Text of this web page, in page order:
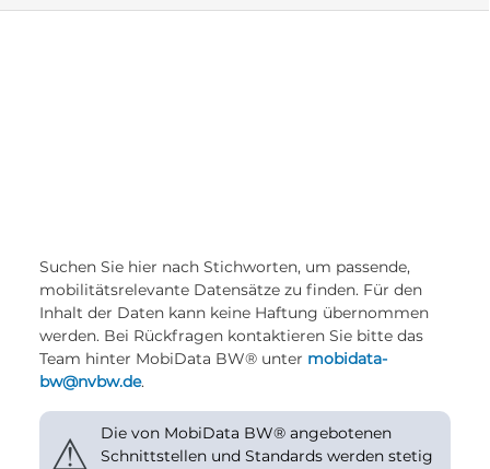
Suchen Sie hier nach Stichworten, um passende,
mobilitätsrelevante Datensätze zu finden. Für den
Inhalt der Daten kann keine Haftung übernommen
werden. Bei Rückfragen kontaktieren Sie bitte das
Team hinter MobiData BW® unter mobidata-
bw@nvbw.de.
⚠
Die von MobiData BW® angebotenen
Schnittstellen und Standards werden stetig